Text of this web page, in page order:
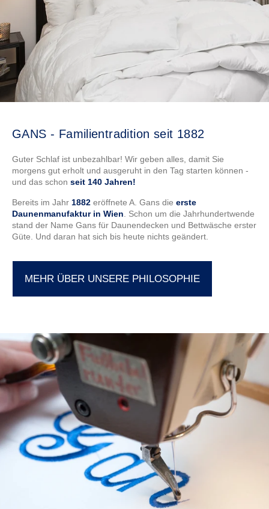
GANS - Familientradition seit 1882
Guter Schlaf ist unbezahlbar! Wir geben alles, damit Sie
morgens gut erholt und ausgeruht in den Tag starten können -
und das schon seit 140 Jahren!
Bereits im Jahr 1882 eröffnete A. Gans die erste
Daunenmanufaktur in Wien . Schon um die Jahrhundertwende
stand der Name Gans für Daunendecken und Bettwäsche erster
Güte. Und daran hat sich bis heute nichts geändert.
MEHR ÜBER UNSERE PHILOSOPHIE